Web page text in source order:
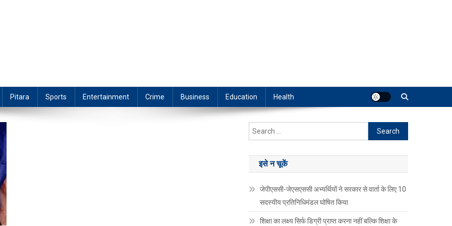
Pitara Sports Entertainment Crime Business Education Health
Search
for:
इसे न चूकें
जेपीएससी-जेएसएससी अभ्यर्थियों ने सरकार से वार्ता के लिए 10
सदस्यीय प्रतिनिधिमंडल घोषित किया
शिक्षा का लक्ष्य सिर्फ डिग्री प्राप्त करना नहीं बल्कि शिक्षा के